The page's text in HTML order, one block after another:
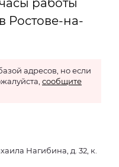
работы
Ростове-на-
адресов, но если
сообщите
Нагибина, д. 32, к.